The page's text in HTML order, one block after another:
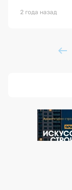
2 года назад